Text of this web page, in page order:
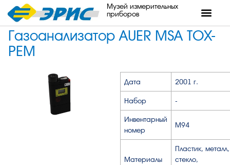
Музей измерительных
приборов
Газоанализатор AUER MSA TOX-
PEM
Дата 2001 г.
Набор -
Инвентарный
номер
М94
Материалы
Пластик, металл,
стекло,